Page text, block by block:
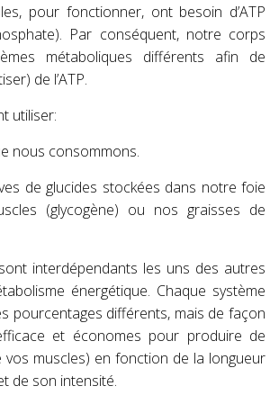
pour fonctionner, ont besoin d’ATP
Par conséquent, notre corps
métaboliques différents afin de
de l’ATP.
utiliser:
nous consommons.
de glucides stockées dans notre foie
(glycogène) ou nos graisses de
interdépendants les uns des autres
énergétique. Chaque système
pourcentages différents, mais de façon
et économes pour produire de
vos muscles) en fonction de la longueur
de son intensité.